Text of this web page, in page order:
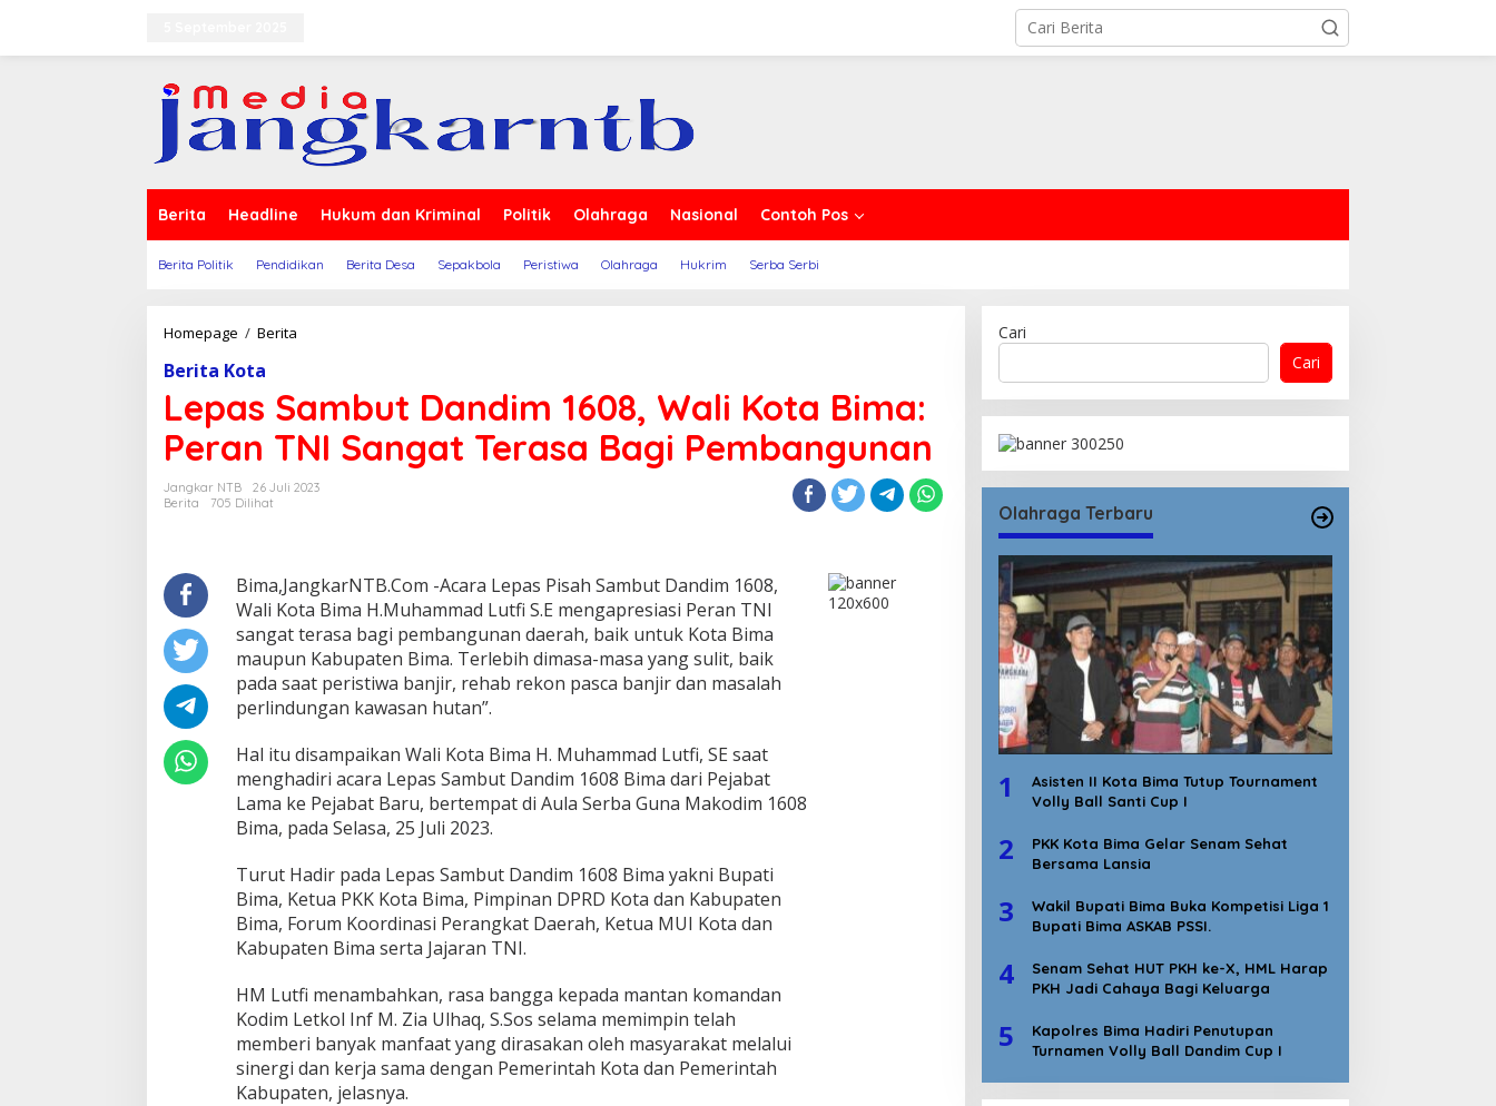
Berita Headline Hukum dan Kriminal Politik Olahraga Nasional Contoh Pos
Berita Politik Pendidikan Berita Desa Sepakbola Peristiwa Olahraga Hukrim Serba Serbi
Homepage / Berita
Wali
Kota
Bima:
TNI
Berita Kota
Lepas Sambut Dandim 1608, Wali Kota Bima:
Peran TNI Sangat Terasa Bagi Pembangunan
Jangkar NTB
26 Juli 2023
Berita
705 Dilihat
Bima,JangkarNTB.Com -Acara Lepas Pisah Sambut Dandim 1608,
Wali Kota Bima H.Muhammad Lutfi S.E mengapresiasi Peran TNI
sangat terasa bagi pembangunan daerah, baik untuk Kota Bima
maupun Kabupaten Bima. Terlebih dimasa-masa yang sulit, baik
pada saat peristiwa banjir, rehab rekon pasca banjir dan masalah
perlindungan kawasan hutan”.
Hal itu disampaikan Wali Kota Bima H. Muhammad Lutfi, SE saat
menghadiri acara Lepas Sambut Dandim 1608 Bima dari Pejabat
Lama ke Pejabat Baru, bertempat di Aula Serba Guna Makodim 1608
Bima, pada Selasa, 25 Juli 2023.
Turut Hadir pada Lepas Sambut Dandim 1608 Bima yakni Bupati
Bima, Ketua PKK Kota Bima, Pimpinan DPRD Kota dan Kabupaten
Bima, Forum Koordinasi Perangkat Daerah, Ketua MUI Kota dan
Kabupaten Bima serta Jajaran TNI.
HM Lutfi menambahkan, rasa bangga kepada mantan komandan
Kodim Letkol Inf M. Zia Ulhaq, S.Sos selama memimpin telah
memberi banyak manfaat yang dirasakan oleh masyarakat melalui
sinergi dan kerja sama dengan Pemerintah Kota dan Pemerintah
Kabupaten, jelasnya.
Cari
Cari
Olahraga Terbaru
1
Asisten II Kota Bima Tutup Tournament
Volly Ball Santi Cup I
2
PKK Kota Bima Gelar Senam Sehat
Bersama Lansia
3
Wakil Bupati Bima Buka Kompetisi Liga 1
Bupati Bima ASKAB PSSI.
4
Senam Sehat HUT PKH ke-X, HML Harap
PKH Jadi Cahaya Bagi Keluarga
5
Kapolres Bima Hadiri Penutupan
Turnamen Volly Ball Dandim Cup I